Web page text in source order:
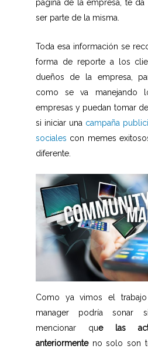
pagina de la empresa, te
ser parte de la misma.
Toda esa información se
forma de reporte a los
dueños de la empresa,
como se va manejando
empresas y puedan tomar
si iniciar una campaña
sociales con memes
diferente.
Como ya vimos el
manager podría sonar
mencionar que las
anteriormenteno solo son